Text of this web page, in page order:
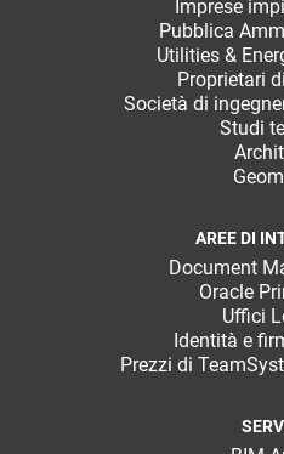
Imprese
Pubblica
Utilities &
Proprietari
Società di
Studi
AREE DI
Document
Oracle
Uffici
Identità e
Prezzi di